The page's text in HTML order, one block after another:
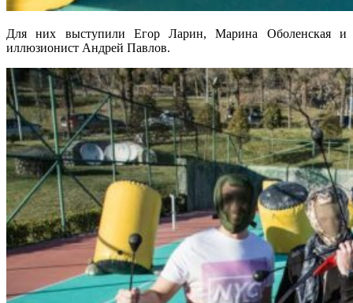
Для них выступили Егор Ларин, Марина Оболенская и
иллюзионист Андрей Павлов.